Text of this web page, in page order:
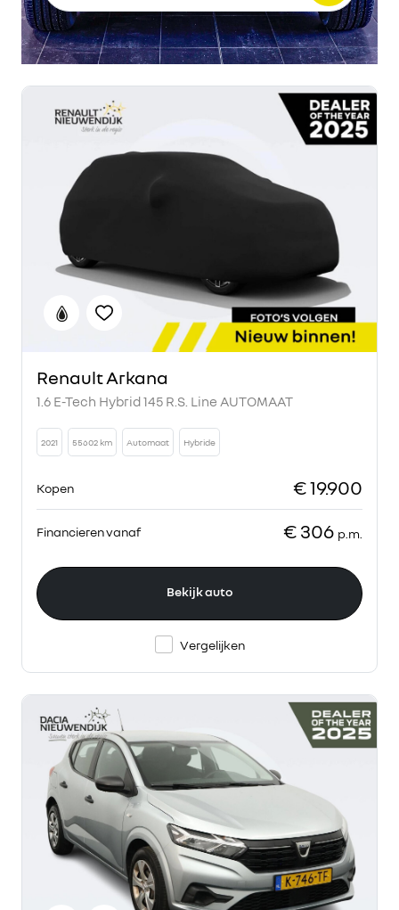
Renault Arkana
1.6 E-Tech Hybrid 145 R.S. Line AUTOMAAT
2021 55602 km Automaat Hybride
Kopen € 19.900
Financieren vanaf € 306 p.m.
Bekijk auto
Vergelijken